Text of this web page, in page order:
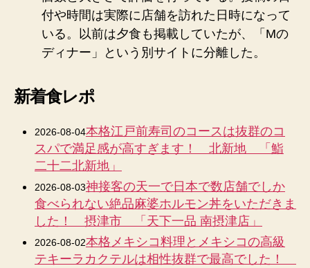
付や時間は実際に店舗を訪れた日時になって
いる。以前は夕食も掲載していたが、「Mの
ディナー」という別サイトに分離した。
新着食レポ
2026-08-04本格江戸前寿司のコースは抜群のコ
スパで満足感が高すぎます！ 北新地 「鮨
二十二北新地」
2026-08-03神接客の天一で日本で数店舗でしか
食べられない絶品麻婆ホルモン丼をいただきま
した！ 摂津市 「天下一品 南摂津店」
2026-08-02本格メキシコ料理とメキシコの高級
テキーラカクテルは相性抜群で最高でした！